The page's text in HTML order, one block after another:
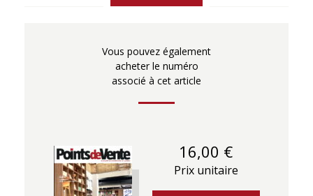
Vous pouvez également
acheter le numéro
associé à cet article
16,00 €
Prix unitaire